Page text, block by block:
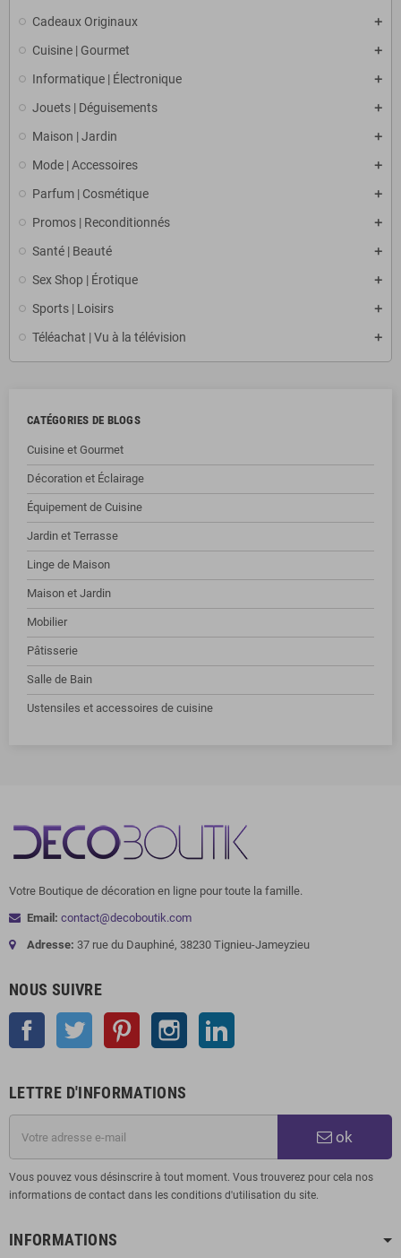
Cadeaux Originaux
Cuisine | Gourmet
Informatique | Électronique
Jouets | Déguisements
Maison | Jardin
Mode | Accessoires
Parfum | Cosmétique
Promos | Reconditionnés
Santé | Beauté
Sex Shop | Érotique
Sports | Loisirs
Téléachat | Vu à la télévision
CATÉGORIES DE BLOGS
Cuisine et Gourmet
Décoration et Éclairage
Équipement de Cuisine
Jardin et Terrasse
Linge de Maison
Maison et Jardin
Mobilier
Pâtisserie
Salle de Bain
Ustensiles et accessoires de cuisine
Votre Boutique de décoration en ligne pour toute la famille.
Email: contact@decoboutik.com
Adresse: 37 rue du Dauphiné, 38230 Tignieu-Jameyzieu
NOUS SUIVRE
Facebook Twitter Pinterest Instagram
LETTRE D'INFORMATIONS
ok
Vous pouvez vous désinscrire à tout moment. Vous trouverez pour cela nos
informations de contact dans les conditions d'utilisation du site.
INFORMATIONS